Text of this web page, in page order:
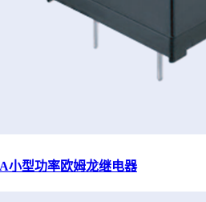
小型功率欧姆龙继电器